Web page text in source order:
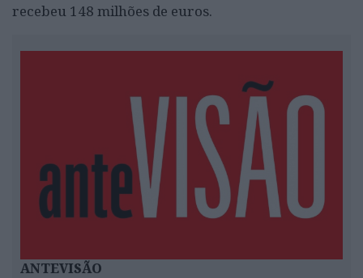
recebeu 148 milhões de euros.
ANTEVISÃO